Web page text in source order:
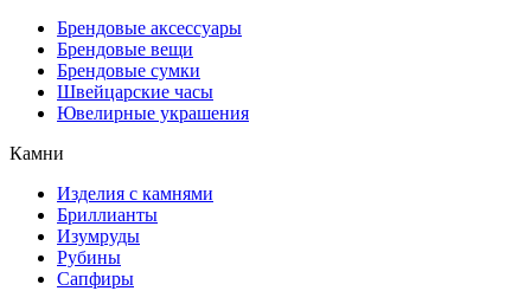
Брендовые аксессуары
Брендовые вещи
Брендовые сумки
Швейцарские часы
Ювелирные украшения
Камни
Изделия с камнями
Бриллианты
Изумруды
Рубины
Сапфиры